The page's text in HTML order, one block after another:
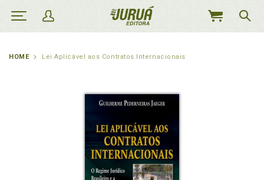
MEU
HOME Lei Aplicável aos Contratos Internacionais